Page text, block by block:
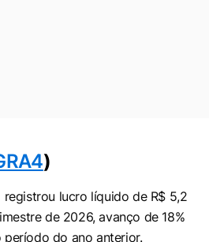
)
registrou lucro líquido de R$ 5,2
de 2026, avanço de 18%
do ano anterior.